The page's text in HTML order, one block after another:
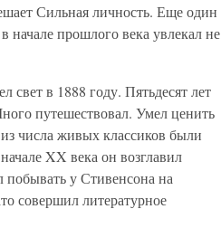
Сильная личность. Еще один
начале прошлого века увлекал не
свет в 1888 году. Пятьдесят лет
путешествовал. Умел ценить
числа живых классиков были
XX века он возглавил
у Стивенсона на
совершил литературное